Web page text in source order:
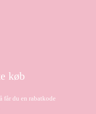
køb
får du en rabatkode